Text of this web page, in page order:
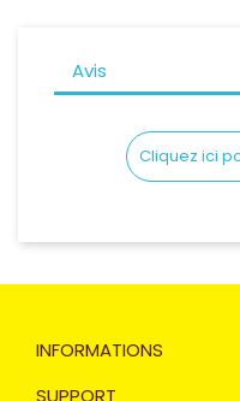
Avis
Cliquez ici
INFORMATIONS
SUPPORT